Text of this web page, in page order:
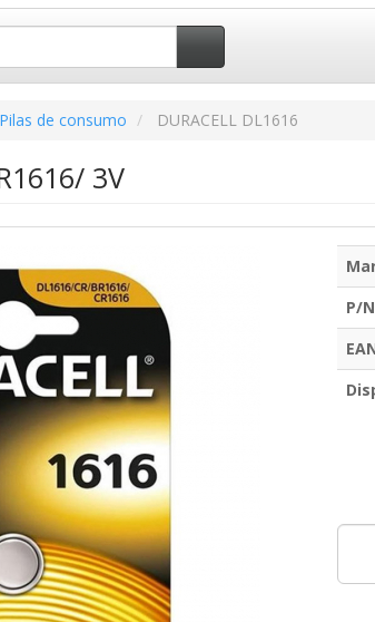
Pilas de consumo DURACELL DL1616
3V
P/